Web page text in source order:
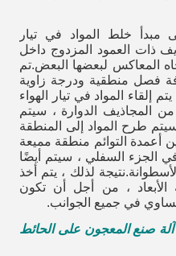
مبدأ خلط المواد في تيار
ذات العمود المزدوج داخل
المعاكس لبعضها البعض.تم
فصل منطقية ودرجة زاوية
إلقاء المواد في تيار الهواء
المجاذيف الدوارة ، سيتم
طرح المواد إلى المنطقة
أعمدة التوائم منطقة مميعة
في الجزء السفلي ، سيتم أيضًا
لذلك ، يتم أخذ
الأبعاد ، من أجل أن تكون
في جميع الجوانب.
آلة صنع المعجون على الحائط